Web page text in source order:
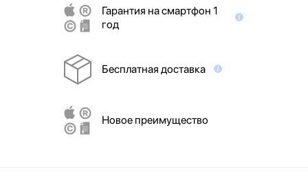
Гарантия на смартфон 1
год
Бесплатная доставка
Новое преимущество